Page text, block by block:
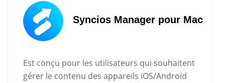
Syncios Manager pour Mac
Est conçu pour les utilisateurs qui souhaitent
gérer le contenu des appareils iOS/Androïd